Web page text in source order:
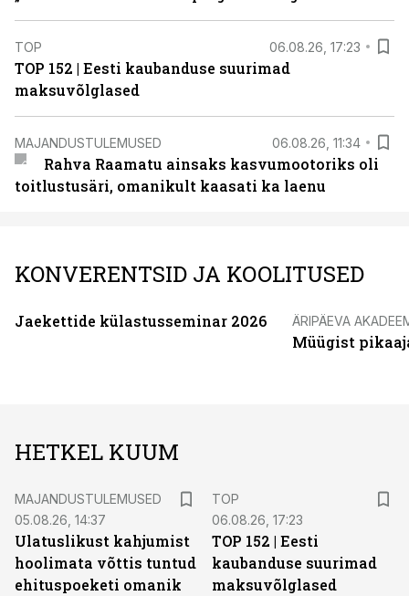
TOP 06.08.26, 17:23
TOP 152 | Eesti kaubanduse suurimad
maksuvõlglased
MAJANDUSTULEMUSED 06.08.26, 11:34
Rahva Raamatu ainsaks kasvumootoriks oli
toitlustusäri, omanikult kaasati ka laenu
KONVERENTSID JA KOOLITUSED
Jaekettide külastusseminar 2026 ÄRIPÄEVA
Müügist
HETKEL KUUM
MAJANDUSTULEMUSED
05.08.26, 14:37
Ulatuslikust kahjumist
hoolimata võttis tuntud
ehituspoeketi omanik
TOP
06.08.26, 17:23
TOP 152 | Eesti
kaubanduse suurimad
maksuvõlglased